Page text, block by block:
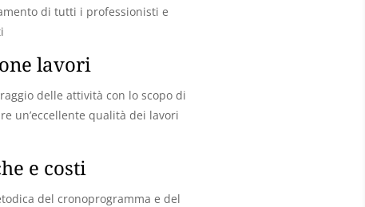
di tutti i professionisti e
lavori
delle attività con lo scopo di
un’eccellente qualità dei lavori
e costi
del cronoprogramma e del